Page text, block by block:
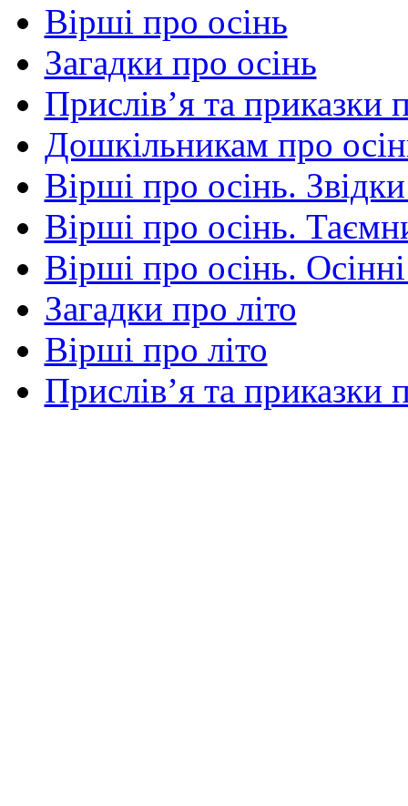
Вірші про осінь
Загадки про осінь
Прислів’я та приказки
Дошкільникам про
Вірші про осінь.
Вірші про осінь.
Вірші про осінь.
Загадки про літо
Вірші про літо
Прислів’я та приказки